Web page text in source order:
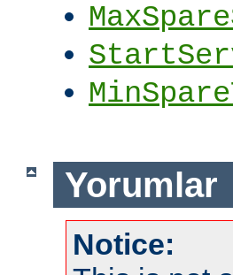
Yorumlar
Notice: